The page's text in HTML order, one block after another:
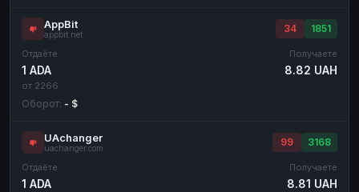
AppBit
appbit.net
34 1851
Отдаёте
1 ADA
от 2266
Получаете
8.82 UAH
Оборот: - $
UAchanger
uachanger.com
99 3168
Отдаёте
1 ADA
Получаете
8.81 UAH